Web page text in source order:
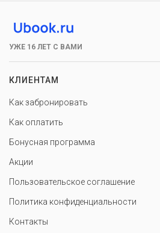
УЖЕ 16 ЛЕТ С ВАМИ
КЛИЕНТАМ
Как забронировать
Как оплатить
Бонусная программа
Акции
Пользовательское соглашение
Политика конфиденциальности
Контакты